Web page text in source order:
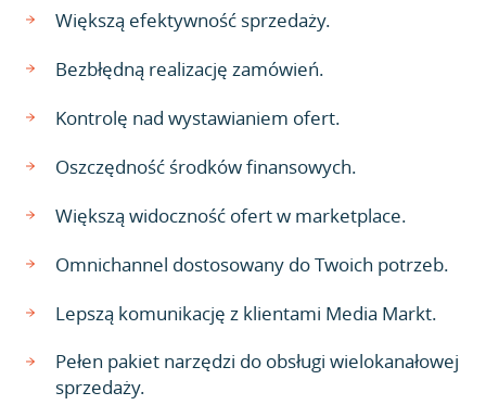
Większą efektywność sprzedaży.
Bezbłędną realizację zamówień.
Kontrolę nad wystawianiem ofert.
Oszczędność środków finansowych.
Większą widoczność ofert w marketplace.
Omnichannel dostosowany do Twoich potrzeb.
Lepszą komunikację z klientami Media Markt.
Pełen pakiet narzędzi do obsługi wielokanałowej
sprzedaży.